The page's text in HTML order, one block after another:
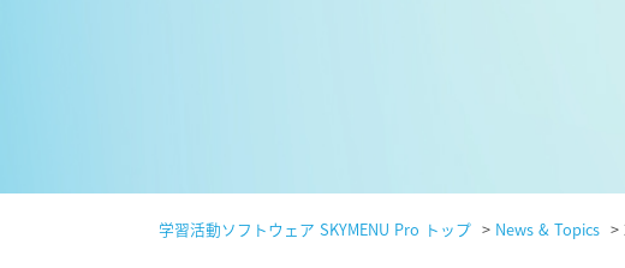
学習活動ソフトウェア SKYMENU Pro トップ > News & Topics >